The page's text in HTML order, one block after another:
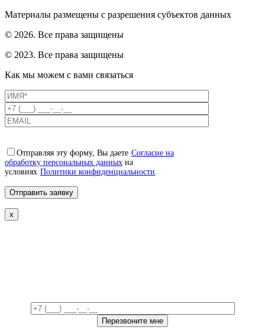
Материалы размещены с разрешения субъектов данных
© 2026. Все права защищены
© 2023. Все права защищены
Как мы можем с вами связаться
Отправляя эту форму, Вы даете Согласие на
обработку персональных данных на
условиях Политики конфиденциальности
x